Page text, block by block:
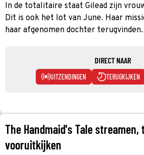
In de totalitaire staat Gilead zijn
Dit is ook het lot van June. Haar
haar afgenomen dochter terugvinden.
DIRECT NAAR
UITZENDINGEN TERUGKIJKEN
The Handmaid's Tale
vooruitkijken